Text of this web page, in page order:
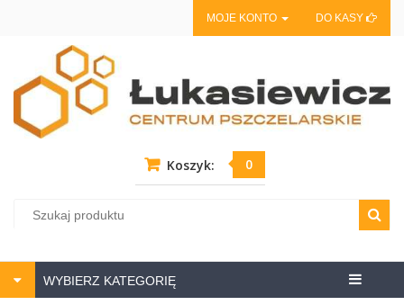
MOJE KONTO DO KASY
Koszyk: 0
Centrum
WYBIERZ KATEGORIĘ